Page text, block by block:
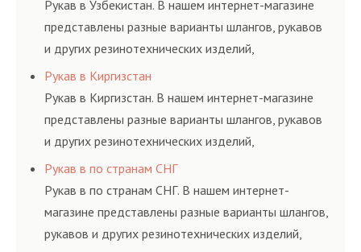
Рукав в Узбекистан. В нашем интернет-магазине
представлены разные варианты шлангов, рукавов
и других резинотехнических изделий,
соответствующих ГОСТам, техническим условиям
и нормативам.
Рукав в Киргизстан
Рукав в Киргизстан. В нашем интернет-магазине
представлены разные варианты шлангов, рукавов
и других резинотехнических изделий,
соответствующих ГОСТам, техническим условиям
и нормативам.
Рукав в по странам СНГ
Рукав в по странам СНГ. В нашем интернет-
магазине представлены разные варианты шлангов,
рукавов и других резинотехнических изделий,